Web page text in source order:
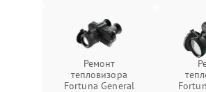
Ремонт
тепловизора
Fortuna General